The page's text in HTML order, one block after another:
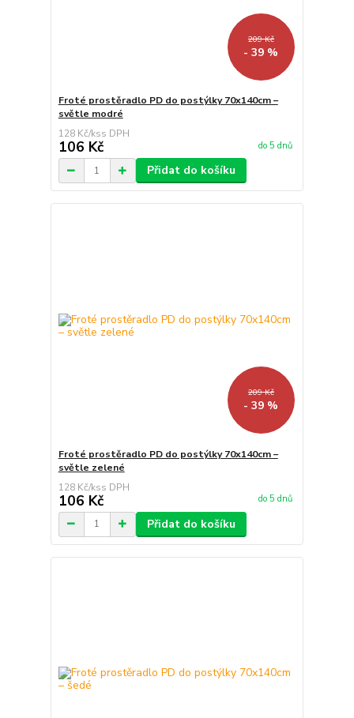
209 Kč
- 39 %
Froté prostěradlo PD do postýlky 70x140cm –
světle modré
128 Kč/ks
106 Kč do 5 dnů
Přidat do košíku
209 Kč
- 39 %
Froté prostěradlo PD do postýlky 70x140cm –
světle zelené
128 Kč/ks
106 Kč do 5 dnů
Přidat do košíku